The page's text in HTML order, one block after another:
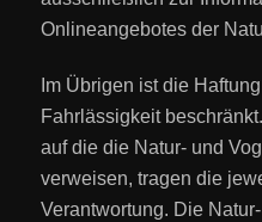
Onlineangebotes der
Im Übrigen ist die
Fahrlässigkeit
auf die die Natur- und
verweisen, tragen die
Verantwortung. Die